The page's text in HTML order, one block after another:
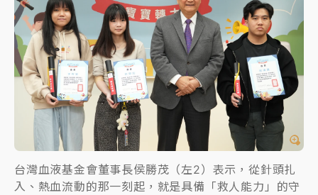
台灣血液基金會董事長侯勝茂（左2）表示，從針頭扎
入、熱血流動的那一刻起，就是具備「救人能力」的守